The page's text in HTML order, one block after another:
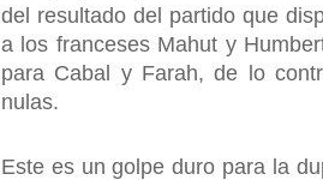
del resultado del partido que
a los franceses Mahut y
para Cabal y Farah, de lo
nulas.
Este es un golpe duro para la